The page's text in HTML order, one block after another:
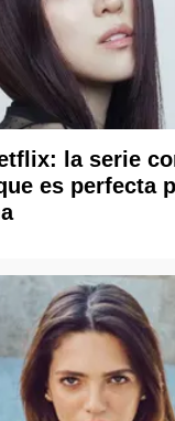
la serie
es perfecta